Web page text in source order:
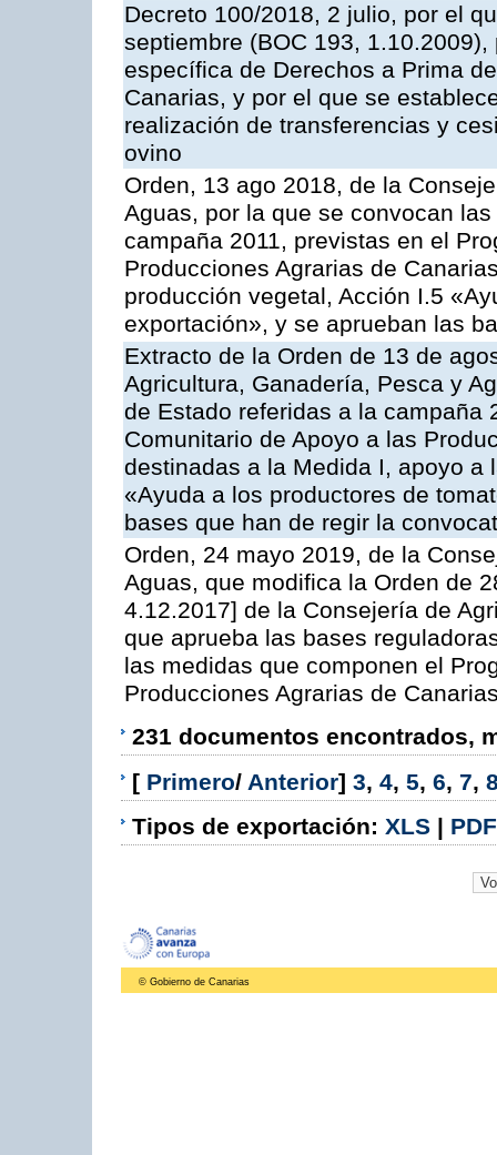
Decreto 100/2018, 2 julio, por el
septiembre (BOC 193,
específica de Derechos a Prima
Canarias, y por el que se
realización de transferencias y
ovino
Orden, 13 ago 2018, de la
Aguas, por la que se convocan
campaña 2011, previstas en el
Producciones Agrarias de
producción vegetal, Acción I.5
exportación», y se aprueban las
Extracto de la Orden de 13 de
Agricultura, Ganadería, Pesca y
de Estado referidas a la campaña
Comunitario de Apoyo a las
destinadas a la Medida I, apoyo a
«Ayuda a los productores de
bases que han de regir la
Orden, 24 mayo 2019, de la
Aguas, que modifica la Orden de
4.12.2017] de la Consejería de
que aprueba las bases
las medidas que componen el
Producciones Agrarias de
231 documentos encontrados,
[ Primero/ Anterior] 3, 4, 5, 6, 7,
Tipos de exportación: XLS | PDF
© Gobierno de Canarias